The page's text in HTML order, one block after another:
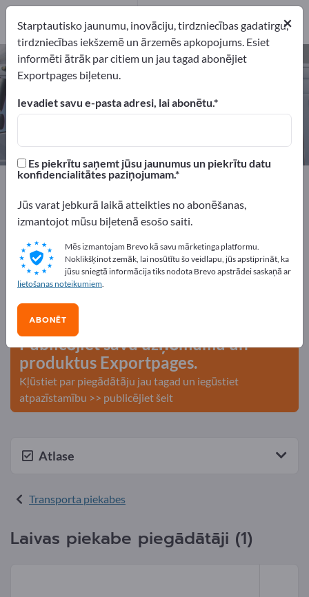
Laivas piekabe – atrodiet ražotājus
un piegādātājus
1
Ražotājs
Exportpages
Transportlīdzekļi
Komerciālie transportlīdzekļi
Transporta piekabes
Laivas piekabe
Reklāmējieties bez maksas
Exportpages!
kontakti >> sāciet šeit
Publicējiet savu uzņēmumu un
produktus Exportpages.
Kļūstiet par piegādātāju jau tagad un iegūstiet
atpazīstamību >> publicējiet šeit
Atlase
Transporta piekabes
Laivas piekabe piegādātāji (1)
×
Starptautisko jaunumu, inovāciju, tirdzniecības gadatirgu,
tirdzniecības iekšzemē un ārzemēs apkopojums. Esiet
informēti ātrāk par citiem un jau tagad abonējiet
Exportpages biļetenu.
Ievadiet savu e-pasta adresi, lai abonētu.
Es piekrītu saņemt jūsu jaunumus un piekrītu datu
konfidencialitātes paziņojumam.
Jūs varat jebkurā laikā atteikties no abonēšanas,
izmantojot mūsu biļetenā esošo saiti.
Mēs izmantojam Brevo kā savu mārketinga platformu.
Noklikšķinot zemāk, lai nosūtītu šo veidlapu, jūs apstiprināt, ka
jūsu sniegtā informācija tiks nodota Brevo apstrādei saskaņā ar
lietošanas noteikumiem.
ABONĒT